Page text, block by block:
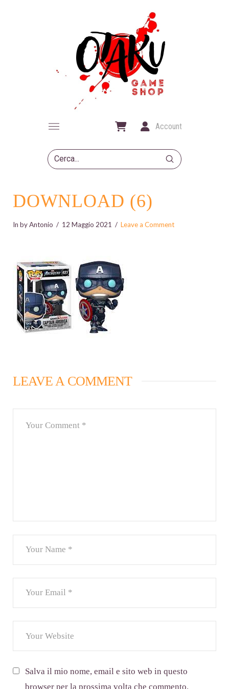
Account
Search
Submit
DOWNLOAD (6)
In by Antonio 12 Maggio 2021 Leave a Comment
LEAVE A COMMENT
Salva il mio nome, email e sito web in questo
browser per la prossima volta che commento.